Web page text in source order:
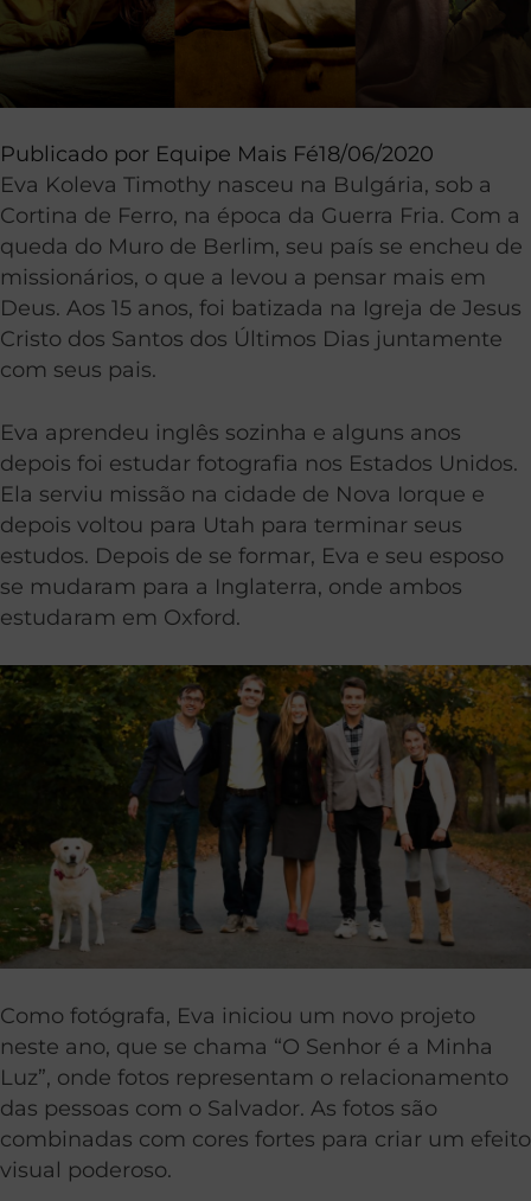
Publicado por Equipe Mais Fé18/06/2020
Eva Koleva Timothy nasceu na Bulgária, sob a
Cortina de Ferro, na época da Guerra Fria. Com a
queda do Muro de Berlim, seu país se encheu de
missionários, o que a levou a pensar mais em
Deus. Aos 15 anos, foi batizada na Igreja de Jesus
Cristo dos Santos dos Últimos Dias juntamente
com seus pais.
Eva aprendeu inglês sozinha e alguns anos
depois foi estudar fotografia nos Estados Unidos.
Ela serviu missão na cidade de Nova Iorque e
depois voltou para Utah para terminar seus
estudos. Depois de se formar, Eva e seu esposo
se mudaram para a Inglaterra, onde ambos
estudaram em Oxford.
Como fotógrafa, Eva iniciou um novo projeto
neste ano, que se chama “O Senhor é a Minha
Luz”, onde fotos representam o relacionamento
das pessoas com o Salvador. As fotos são
combinadas com cores fortes para criar um efeito
visual poderoso.